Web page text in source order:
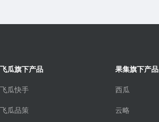
飞瓜旗下产品
飞瓜快手
飞瓜品策
果集旗下产品
西瓜
云略